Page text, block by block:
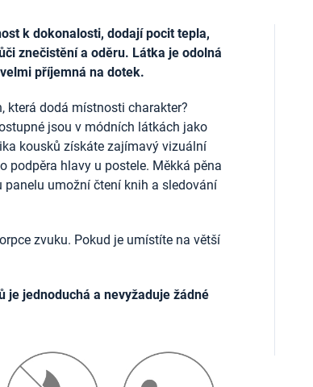
k dokonalosti, dodají pocit tepla,
znečistění a oděru. Látka je odolná
příjemná na dotek.
která dodá místnosti charakter?
jsou v módních látkách jako
kousků získáte zajímavý vizuální
podpěra hlavy u postele. Měkká pěna
umožní čtení knih a sledování
zvuku. Pokud je umístíte na větší
je jednoduchá a nevyžaduje žádné